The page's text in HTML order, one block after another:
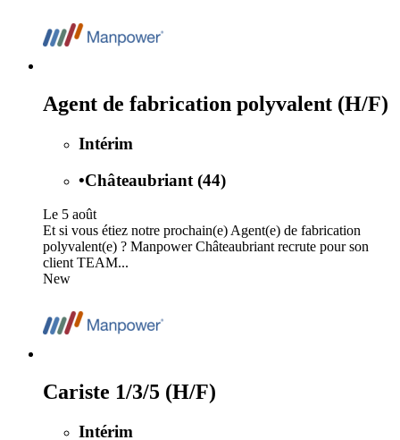
Agent de fabrication polyvalent (H/F)
Intérim
•Châteaubriant (44)
Le 5 août
Et si vous étiez notre prochain(e) Agent(e) de fabrication
polyvalent(e) ? Manpower Châteaubriant recrute pour son
client TEAM...
New
Cariste 1/3/5 (H/F)
Intérim